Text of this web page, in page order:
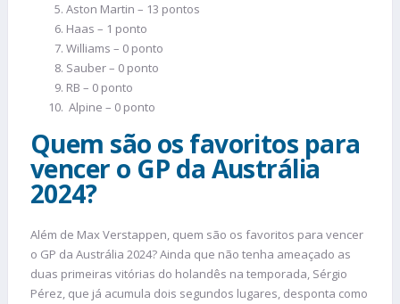
Aston Martin – 13 pontos
Haas – 1 ponto
Williams – 0 ponto
Sauber – 0 ponto
RB – 0 ponto
Alpine – 0 ponto
Quem são os favoritos para
vencer o GP da Austrália
2024?
Além de Max Verstappen, quem são os favoritos para vencer
o GP da Austrália 2024? Ainda que não tenha ameaçado as
duas primeiras vitórias do holandês na temporada, Sérgio
Pérez, que já acumula dois segundos lugares, desponta como